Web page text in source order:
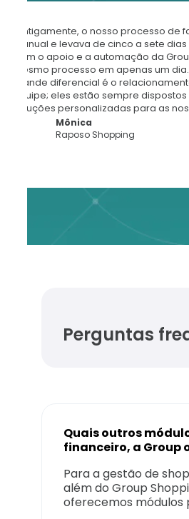
“Antigamente, o nosso processo de
manual e levava de cinco a sete
Com o apoio e a automação da
mesmo processo em apenas um
grande diferencial é o
equipe; eles estão sempre
soluções personalizadas para as
Mônica
Raposo Shopping
Perguntas
Quais outros
financeiro, a Group
Para a gestão de
além do Group
oferecemos módulos